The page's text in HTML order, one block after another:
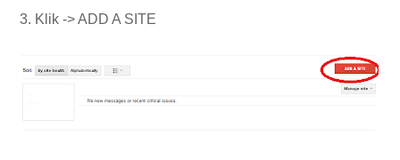
3. Klik -> ADD A SITE